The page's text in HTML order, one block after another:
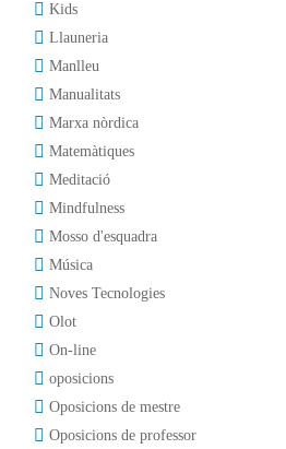
Kids
Llauneria
Manlleu
Manualitats
Marxa nòrdica
Matemàtiques
Meditació
Mindfulness
Mosso d'esquadra
Música
Noves Tecnologies
Olot
On-line
oposicions
Oposicions de mestre
Oposicions de professor